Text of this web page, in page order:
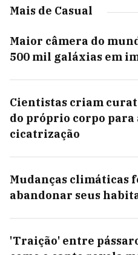
Mais de Casual
Maior câmera do
500 mil galáxias em
Cientistas criam
do próprio corpo para
cicatrização
Mudanças climáticas
abandonar seus
'Traição' entre